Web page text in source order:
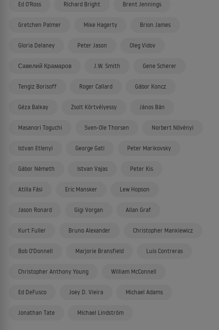
Ed O'Ross Richard Bright Brent Jennings
Gretchen Palmer Mike Hagerty Brion James
Gloria Delaney Peter Jason Oleg Vidov
Савелий Крамаров J.W. Smith Gene Scherer
Tengiz Borisoff Roger Callard Gábor Koncz
Géza Balkay Zsolt Körtvélyessy János Bán
Masanori Toguchi Sven-Ole Thorsen Norbert Növényi
Istvan Etlenyi George Gati Peter Marikovsky
Gábor Németh Istvan Vajas Peter Kis
Atilla Fási Eric Mansker Lew Hopson
Jason Ronard Gigi Vorgan Allan Graf
Kurt Fuller Bruno Alexander Christopher Mankiewicz
Bob O'Donnell Marjorie Bransfield Luis Contreras
Christopher Anthony Young William McConnell
Ed DeFusco Joey D. Vieira Michael Adams
Jonathan Tate Michael Lindström